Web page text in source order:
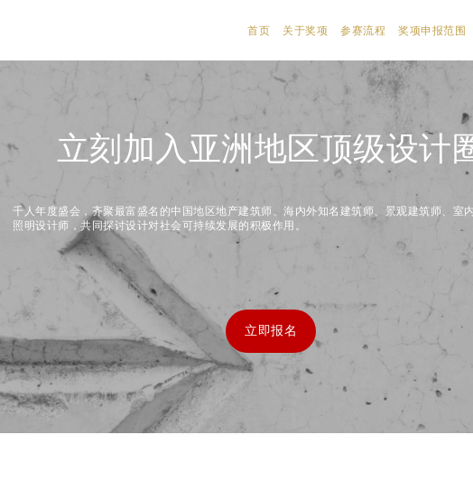
首页 关于奖项 参赛流程 奖项申报范围
立刻加入亚洲地区顶级设计
千人年度盛会，齐聚最富盛名的中国地区地产建筑师、海内外知名建筑师、景观建筑师、室内
照明设计师，共同探讨设计对社会可持续发展的积极作用。
立即报名